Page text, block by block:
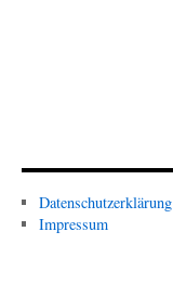
Datenschutzerklärung
Impressum